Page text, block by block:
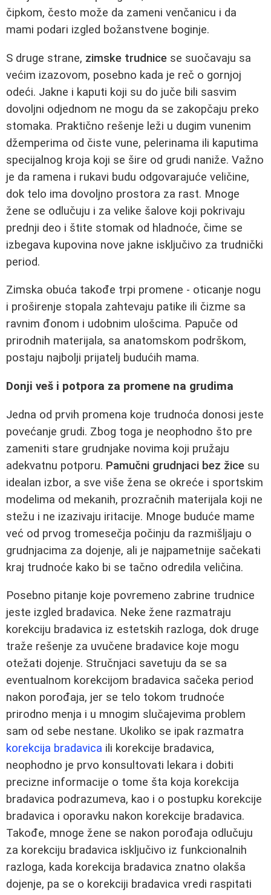
čipkom, često može da zameni venčanicu i da
mami podari izgled božanstvene boginje.
S druge strane, zimske trudnice se suočavaju sa
većim izazovom, posebno kada je reč o gornjoj
odeći. Jakne i kaputi koji su do juče bili sasvim
dovoljni odjednom ne mogu da se zakopčaju preko
stomaka. Praktično rešenje leži u dugim vunenim
džemperima od čiste vune, pelerinama ili kaputima
specijalnog kroja koji se šire od grudi naniže. Važno
je da ramena i rukavi budu odgovarajuće veličine,
dok telo ima dovoljno prostora za rast. Mnoge
žene se odlučuju i za velike šalove koji pokrivaju
prednji deo i štite stomak od hladnoće, čime se
izbegava kupovina nove jakne isključivo za trudnički
period.
Zimska obuća takođe trpi promene - oticanje nogu
i proširenje stopala zahtevaju patike ili čizme sa
ravnim đonom i udobnim ulošcima. Papuče od
prirodnih materijala, sa anatomskom podrškom,
postaju najbolji prijatelj budućih mama.
Donji veš i potpora za promene na grudima
Jedna od prvih promena koje trudnoća donosi jeste
povećanje grudi. Zbog toga je neophodno što pre
zameniti stare grudnjake novima koji pružaju
adekvatnu potporu. Pamučni grudnjaci bez žice su
idealan izbor, a sve više žena se okreće i sportskim
modelima od mekanih, prozračnih materijala koji ne
stežu i ne izazivaju iritacije. Mnoge buduće mame
već od prvog tromesečja počinju da razmišljaju o
grudnjacima za dojenje, ali je najpametnije sačekati
kraj trudnoće kako bi se tačno odredila veličina.
Posebno pitanje koje povremeno zabrine trudnice
jeste izgled bradavica. Neke žene razmatraju
korekciju bradavica iz estetskih razloga, dok druge
traže rešenje za uvučene bradavice koje mogu
otežati dojenje. Stručnjaci savetuju da se sa
eventualnom korekcijom bradavica sačeka period
nakon porođaja, jer se telo tokom trudnoće
prirodno menja i u mnogim slučajevima problem
sam od sebe nestane. Ukoliko se ipak razmatra
korekcija bradavica ili korekcije bradavica,
neophodno je prvo konsultovati lekara i dobiti
precizne informacije o tome šta koja korekcija
bradavica podrazumeva, kao i o postupku korekcije
bradavica i oporavku nakon korekcije bradavica.
Takođe, mnoge žene se nakon porođaja odlučuju
za korekciju bradavica isključivo iz funkcionalnih
razloga, kada korekcija bradavica znatno olakša
dojenje, pa se o korekciji bradavica vredi raspitati